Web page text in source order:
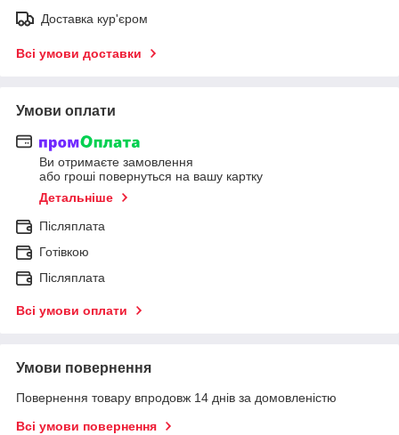
Доставка кур'єром
Всі умови доставки
Умови оплати
Ви отримаєте замовлення
або гроші повернуться на вашу картку
Детальніше
Післяплата
Готівкою
Післяплата
Всі умови оплати
Умови повернення
Повернення товару впродовж 14 днів за домовленістю
Всі умови повернення